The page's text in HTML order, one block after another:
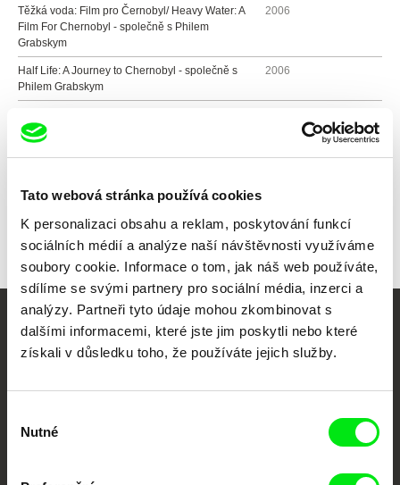
Tato webová stránka používá cookies
K personalizaci obsahu a reklam, poskytování funkcí
sociálních médií a analýze naší návštěvnosti využíváme
soubory cookie. Informace o tom, jak náš web používáte,
sdílíme se svými partnery pro sociální média, inzerci a
analýzy. Partneři tyto údaje mohou zkombinovat s
dalšími informacemi, které jste jim poskytli nebo které
získali v důsledku toho, že používáte jejich služby.
souhlasu
Nutné
Těžká voda: Film pro Černobyl/ Heavy Water: A
Film For Chernobyl - společně s Philem
Grabskym
2006
Half Life: A Journey to Chernobyl - společně s
Philem Grabskym
2006
Vaše online